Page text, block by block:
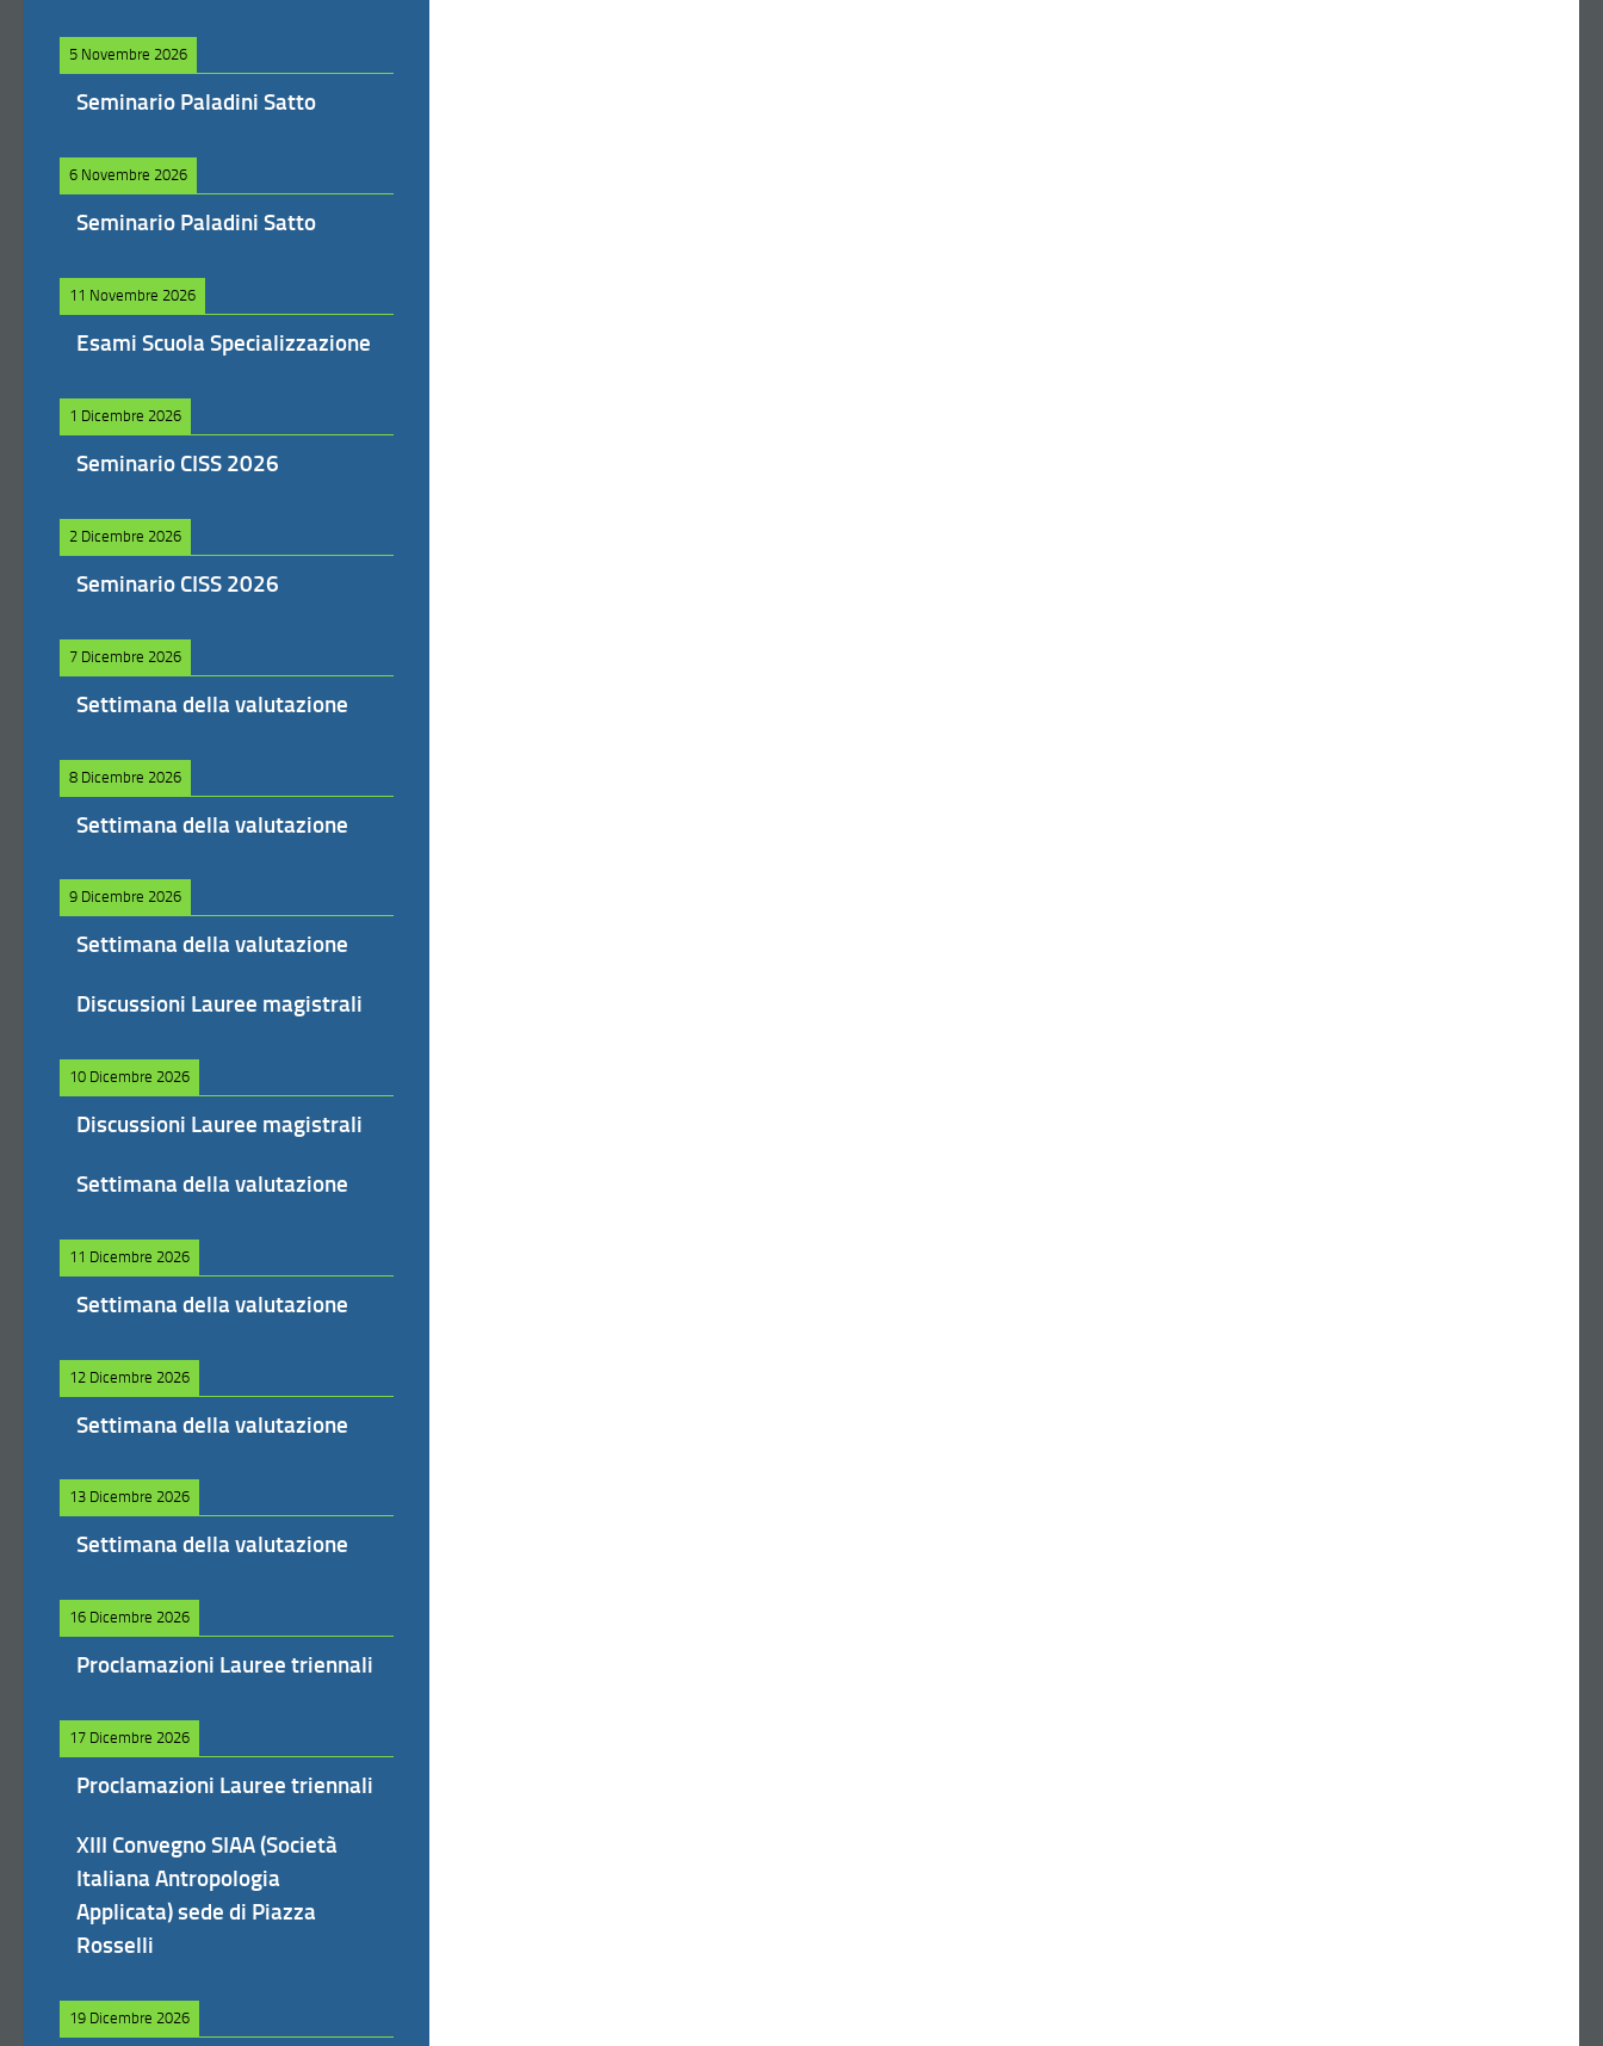
5 Novembre 2026
Seminario Paladini Satto
6 Novembre 2026
Seminario Paladini Satto
11 Novembre 2026
Esami Scuola Specializzazione
1 Dicembre 2026
Seminario CISS 2026
2 Dicembre 2026
Seminario CISS 2026
7 Dicembre 2026
Settimana della valutazione
8 Dicembre 2026
Settimana della valutazione
9 Dicembre 2026
Settimana della valutazione
Discussioni Lauree magistrali
10 Dicembre 2026
Discussioni Lauree magistrali
Settimana della valutazione
11 Dicembre 2026
Settimana della valutazione
12 Dicembre 2026
Settimana della valutazione
13 Dicembre 2026
Settimana della valutazione
16 Dicembre 2026
Proclamazioni Lauree triennali
17 Dicembre 2026
Proclamazioni Lauree triennali
XIII Convegno SIAA (Società
Italiana Antropologia
Applicata) sede di Piazza
Rosselli
19 Dicembre 2026